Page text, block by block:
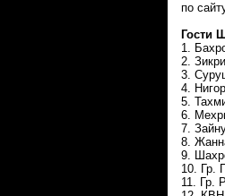
по
Гости
1.
2.
3.
4.
5.
6.
7.
8.
9.
10. Гр.
11. Гр.